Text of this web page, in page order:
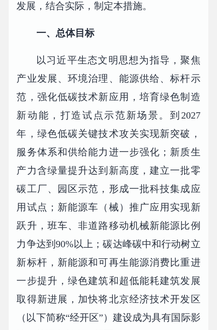
发展，结合实际，制定本措施。
一、总体目标
以习近平生态文明思想为指导，聚焦
产业发展、环境治理、能源供给、标杆示
范，强化低碳技术新应用，培育绿色制造
新动能，打造试点示范新场景。到2027
年，绿色低碳关键技术攻关实现新突破，
服务体系和供给能力进一步强化；新质生
产力含绿量提升达到新高度，建立一批零
碳工厂、园区示范，形成一批科技集成应
用试点；新能源车（械）推广应用实现新
跃升，班车、非道路移动机械新能源比例
力争达到90%以上；碳达峰碳中和行动树立
新标杆，新能源和可再生能源消费比重进
一步提升，绿色建筑和超低能耗建筑发展
取得新进展，加快将北京经济技术开发区
（以下简称“经开区”）建设成为具有国际影